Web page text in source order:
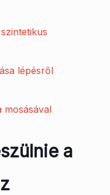
lépésről
mosásával
a